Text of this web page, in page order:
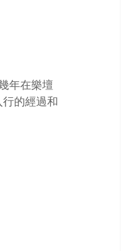
年在樂壇
的經過和